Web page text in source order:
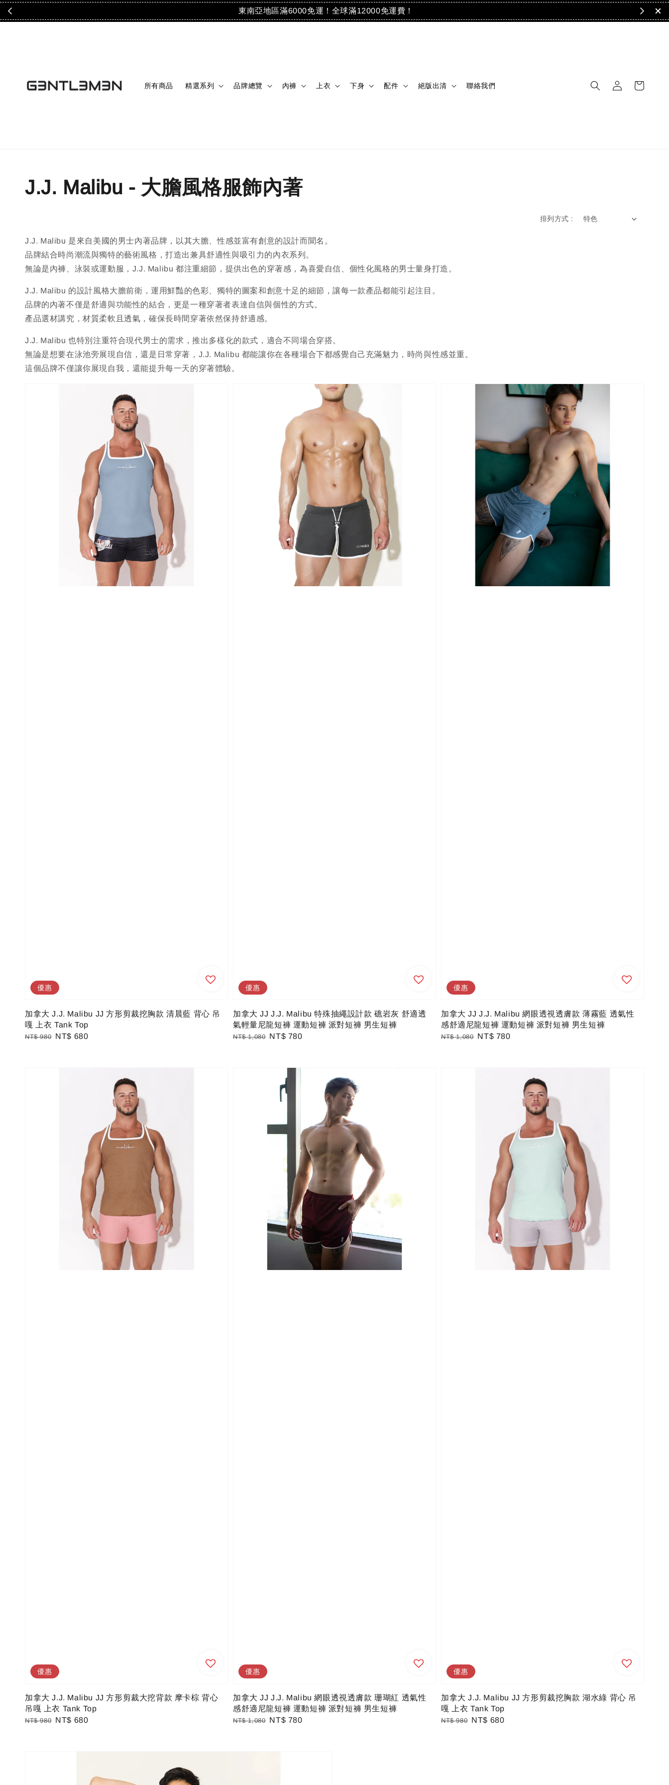
東南亞地區滿6000免運！全球滿12000免運費！
所有商品 精選系列 品牌總覽 內褲 上衣 下身 配件 絕版出清 聯絡我們
J.J. Malibu - 大膽風格服飾內著
排列方式 :
J.J. Malibu 是來自美國的男士內著品牌，以其大膽、性感並富有創意的設計而聞名。
品牌結合時尚潮流與獨特的藝術風格，打造出兼具舒適性與吸引力的內衣系列。
無論是內褲、泳裝或運動服，J.J. Malibu 都注重細節，提供出色的穿著感，為喜愛自信、個性化風格的男士量身打造。
J.J. Malibu 的設計風格大膽前衛，運用鮮豔的色彩、獨特的圖案和創意十足的細節，讓每一款產品都能引起注目。
品牌的內著不僅是舒適與功能性的結合，更是一種穿著者表達自信與個性的方式。
產品選材講究，材質柔軟且透氣，確保長時間穿著依然保持舒適感。
J.J. Malibu 也特別注重符合現代男士的需求，推出多樣化的款式，適合不同場合穿搭。
無論是想要在泳池旁展現自信，還是日常穿著，J.J. Malibu 都能讓你在各種場合下都感覺自己充滿魅力，時尚與性感並重。
這個品牌不僅讓你展現自我，還能提升每一天的穿著體驗。
優惠
加拿大 J.J. Malibu JJ 方形剪裁挖胸款 清晨藍 背心 吊
嘎 上衣 Tank Top
Regular
NT$ 980 Sale
NT$ 680
優惠
加拿大 JJ J.J. Malibu 特殊抽繩設計款 礁岩灰 舒適透
氣輕量尼龍短褲 運動短褲 派對短褲 男生短褲
Regular
NT$ 1,080 Sale
NT$ 780
優惠
加拿大 JJ J.J. Malibu 網眼透視透膚款 薄霧藍 透氣性
感舒適尼龍短褲 運動短褲 派對短褲 男生短褲
Regular
NT$ 1,080 Sale
NT$ 780
優惠
加拿大 J.J. Malibu JJ 方形剪裁大挖背款 摩卡棕 背心
吊嘎 上衣 Tank Top
Regular
NT$ 980 Sale
NT$ 680
優惠
加拿大 JJ J.J. Malibu 網眼透視透膚款 珊瑚紅 透氣性
感舒適尼龍短褲 運動短褲 派對短褲 男生短褲
Regular
NT$ 1,080 Sale
NT$ 780
優惠
加拿大 J.J. Malibu JJ 方形剪裁挖胸款 湖水綠 背心 吊
嘎 上衣 Tank Top
Regular
NT$ 980 Sale
NT$ 680